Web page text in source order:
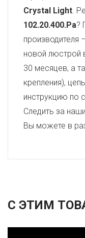
Crystal Light.
102.20.400.Pa?
производителя –
новой люстрой
30 месяцев, а
крепления),
инструкцию по
Следить за
Вы можете в
С ЭТИМ